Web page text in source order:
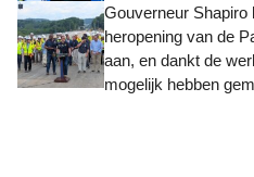
Gouverneur Shapiro
heropening van de
aan, en dankt de
mogelijk hebben